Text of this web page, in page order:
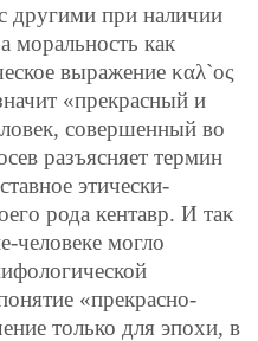
другими при наличии
моральность как
выражение καλ`ος
«прекрасный и
совершенный во
разъясняет термин
этически-
рода кентавр. И так
человеке могло
«прекрасно-
только для эпохи, в